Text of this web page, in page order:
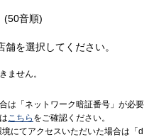
(50音順)
を選択してください。
ません。
は「ネットワーク暗証番号」が必要
こちら をご確認ください。
にてアクセスいただいた場合は「d